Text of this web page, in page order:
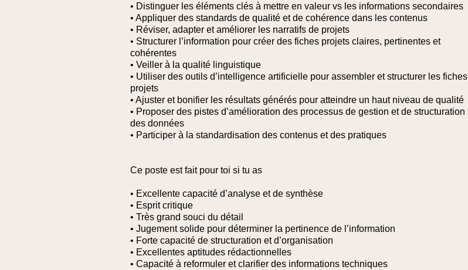
• Distinguer les éléments clés à mettre en valeur vs les informations secondaires
• Appliquer des standards de qualité et de cohérence dans les contenus
• Réviser, adapter et améliorer les narratifs de projets
• Structurer l’information pour créer des fiches projets claires, pertinentes et
cohérentes
• Veiller à la qualité linguistique
• Utiliser des outils d’intelligence artificielle pour assembler et structurer les fiches
projets
• Ajuster et bonifier les résultats générés pour atteindre un haut niveau de qualité
• Proposer des pistes d’amélioration des processus de gestion et de structuration
des données
• Participer à la standardisation des contenus et des pratiques
Ce poste est fait pour toi si tu as
• Excellente capacité d’analyse et de synthèse
• Esprit critique
• Très grand souci du détail
• Jugement solide pour déterminer la pertinence de l’information
• Forte capacité de structuration et d’organisation
• Excellentes aptitudes rédactionnelles
• Capacité à reformuler et clarifier des informations techniques